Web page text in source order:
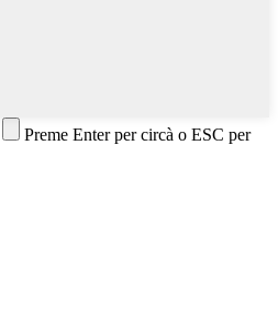
Preme Enter per circà o ESC per